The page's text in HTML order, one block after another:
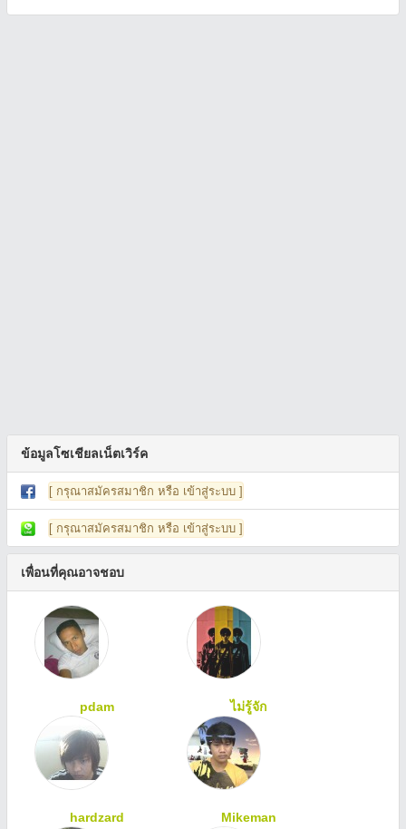
ข้อมูลโซเชียลเน็ตเวิร์ค
[ กรุณาสมัครสมาชิก หรือ เข้าสู่ระบบ ]
[ กรุณาสมัครสมาชิก หรือ เข้าสู่ระบบ ]
เพื่อนที่คุณอาจชอบ
pdam ไม่รู้จัก
hardzard Mikeman